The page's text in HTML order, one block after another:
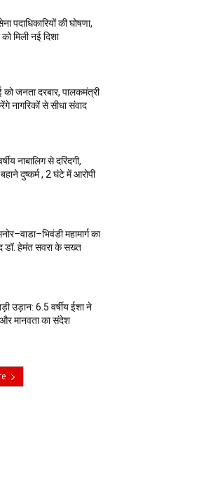
पदाधिकारियों की घोषणा,
मिली नई दिशा
को जनता दरबार, पालकमंत्री
नागरिकों से सीधा संवाद
नाबालिग से दरिंदगी,
दुष्कर्म , 2 घंटे में आरोपी
महामार्ग का
डॉ. हेमंत सवरा के सख्त
उड़ान: 6.5 वर्षीय ईशा ने
और मानवता का संदेश